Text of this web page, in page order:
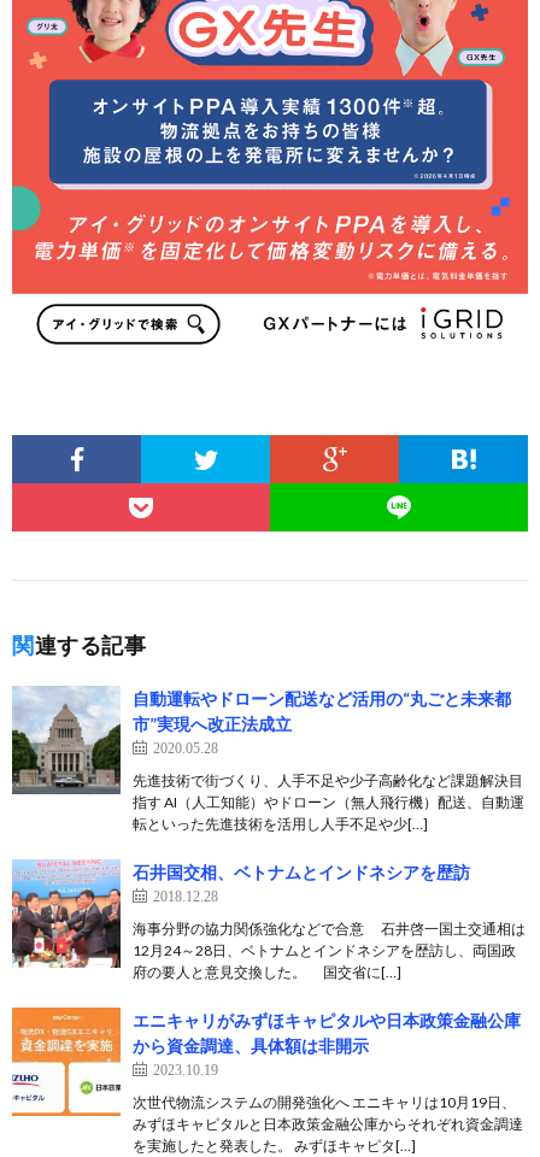
関連する記事
自動運転やドローン配送など活用の“丸ごと未来都
市”実現へ改正法成立
2020.05.28
先進技術で街づくり、人手不足や少子高齢化など課題解決目
指す AI（人工知能）やドローン（無人飛行機）配送、自動運
転といった先進技術を活用し人手不足や少[…]
石井国交相、ベトナムとインドネシアを歴訪
2018.12.28
海事分野の協力関係強化などで合意 石井啓一国土交通相は
12月24～28日、ベトナムとインドネシアを歴訪し、両国政
府の要人と意見交換した。 国交省に[…]
エニキャリがみずほキャピタルや日本政策金融公庫
から資金調達、具体額は非開示
2023.10.19
次世代物流システムの開発強化へ エニキャリは10月19日、
みずほキャピタルと日本政策金融公庫からそれぞれ資金調達
を実施したと発表した。 みずほキャピタ[…]